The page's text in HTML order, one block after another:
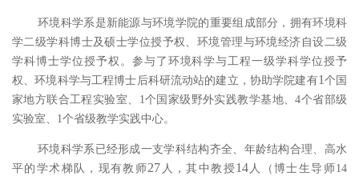
环境科学系是新能源与环境学院的重要组成部分， 拥有环境科
学二级学科博士及硕士学位授予权、环境管理与环境经济 自设二级
学科博士学位授予权 。参与了 环境科学与工程一级学科学位授予
权、环境科学与工程博士后科研流动站的建立，协助学院建有1 个国
家地方联合工程实验室、 1个国家级野外实践教学基地、4个省部级
实验室、 1个省级教学实践中心。
环境科学系已经形成一支学科结构齐全、年龄结构合理、高水
平的学术梯队，现有教师27 人 ，其中教授14人（博士生导师 14